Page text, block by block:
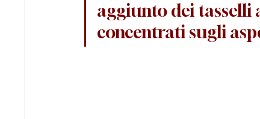
aggiunto dei tasselli
concentrati sugli